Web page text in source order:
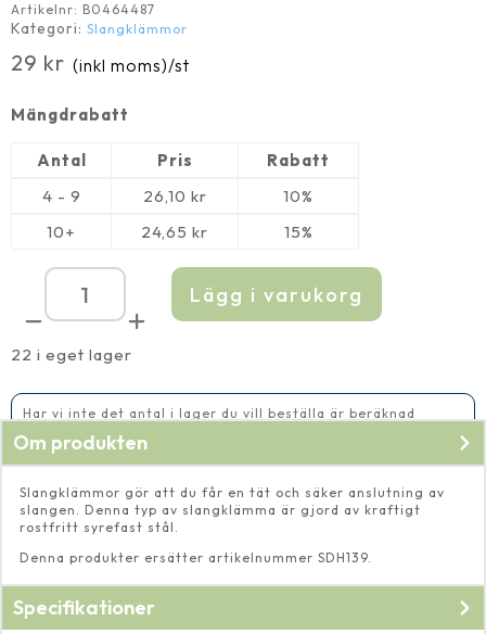
Artikelnr: B0464487
Kategori: Slangklämmor
29 kr (inkl moms)/st
Mängdrabatt
Antal Pris
Rabatt
4 - 9
26,10 kr
10%
10+
24,65 kr 15%
22 i eget lager
Slangklämma
för
mm
slang
Lägg i varukorg
Har vi inte det antal i lager du vill beställa är beräknad
Om produkten
Slangklämmor gör att du får en tät och säker anslutning av
slangen. Denna typ av slangklämma är gjord av kraftigt
rostfritt syrefast stål.
Denna produkter ersätter artikelnummer SDH139.
Specifikationer